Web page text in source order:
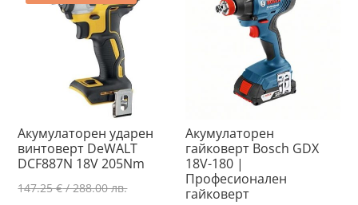
Акумулаторен ударен
винтоверт DeWALT
DCF887N 18V 205Nm
147.25€/ 288.00 лв.Original
Акумулаторен
гайковерт Bosch GDX
18V-180 |
Професионален
гайковерт